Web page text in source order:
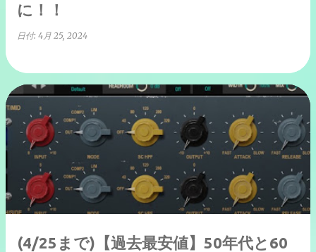
に！！
日付: 4月 25, 2024
(4/25まで)【過去最安値】50年代と60